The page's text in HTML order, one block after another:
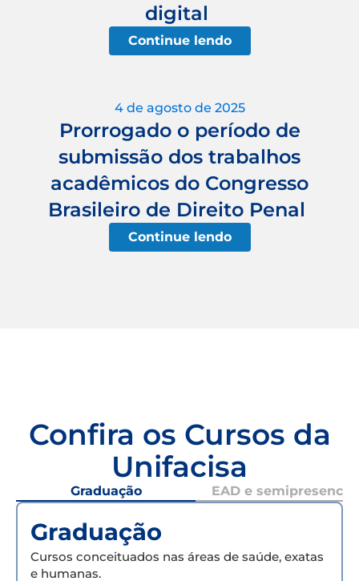
digital
Continue lendo
4 de agosto de 2025
Prorrogado o período de
submissão dos trabalhos
acadêmicos do Congresso
Brasileiro de Direito Penal
Continue lendo
Confira os Cursos da
Unifacisa
Graduação EAD e semipresencial
Graduação
Cursos conceituados nas áreas de saúde, exatas
e humanas.